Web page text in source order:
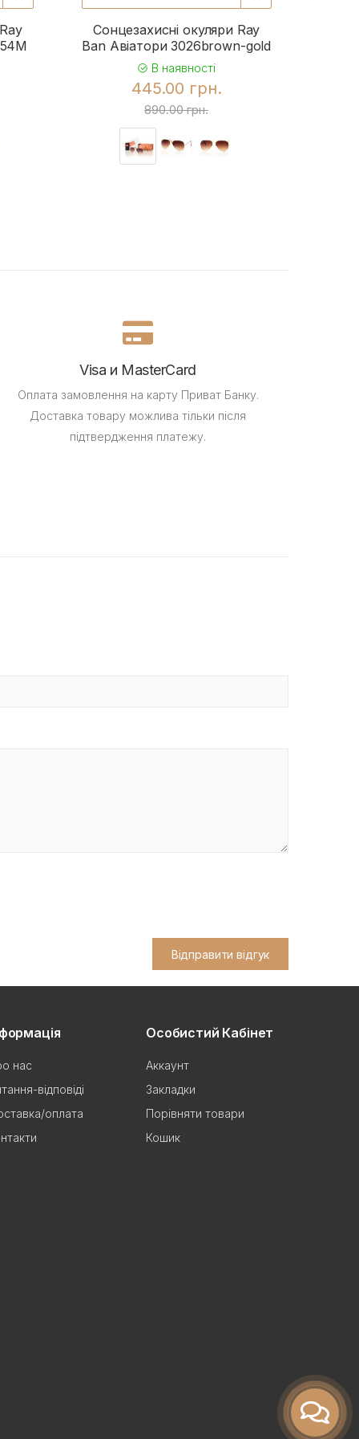
Сонцезахисні окуляри Ray
Ban Авіатори 3026brown-gold
В наявності
445.00 грн.
890.00 грн.
Visa и MasterCard
Оплата замовлення на карту Приват Банку.
Доставка товару можлива тільки після
підтвердження платежу.
Відправити відгук
нас
відповіді
оплата
Особистий Кабінет
Аккаунт
Закладки
Порівняти товари
Кошик